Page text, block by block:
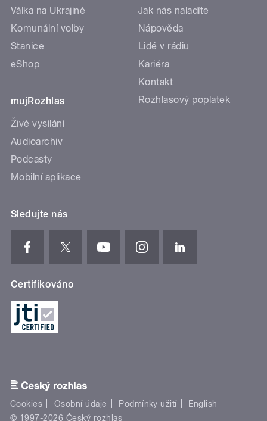
Válka na Ukrajině
Komunální volby
Stanice
eShop
mujRozhlas
Živé vysílání
Audioarchiv
Podcasty
Mobilní aplikace
Jak nás naladíte
Nápověda
Lidé v rádiu
Kariéra
Kontakt
Rozhlasový poplatek
Sledujte nás
Certifikováno
Cookies Osobní údaje Podmínky užití
English
© 1997-2026 Český rozhlas